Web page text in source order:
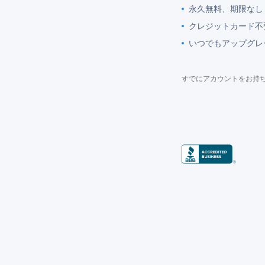
永久無料、期限なし
クレジットカード不
いつでもアップグ
すでにアカウントをお持